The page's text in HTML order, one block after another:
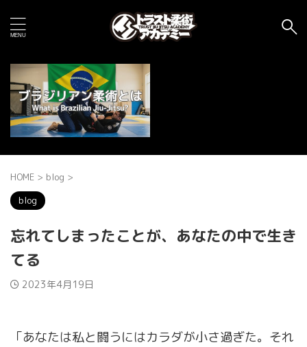
HOME > blog >
blog
忘れてしまったことが、あなたの中で生き
てる
2023年4月19日
「あなたは私と闘うにはカラダが小さ過ぎた。それ